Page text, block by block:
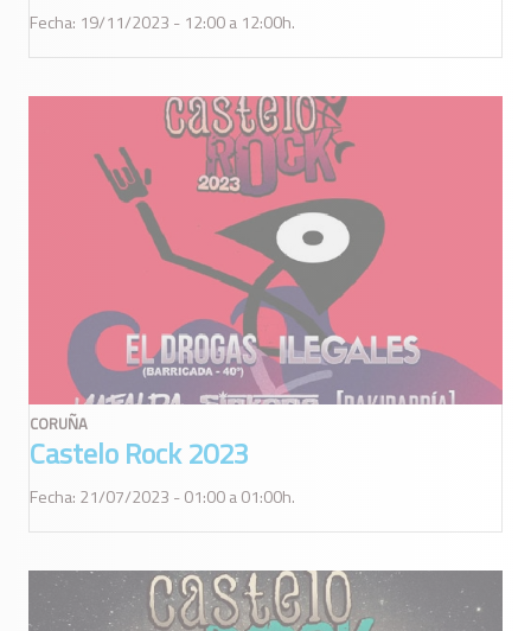
Fecha: 19/11/2023 - 12:00 a 12:00h.
CORUÑA
Castelo Rock 2023
Fecha: 21/07/2023 - 01:00 a 01:00h.